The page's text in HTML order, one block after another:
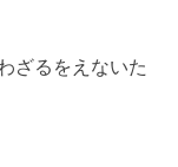
ざるをえないた